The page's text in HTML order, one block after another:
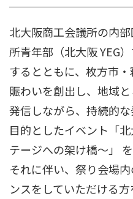
北大阪商工会議所の内
所青年部（北大阪 YEG
するとともに、枚方市
賑わいを創出し、地域
発信しながら、持続的
目的としたイベント「
テージへの架け橋～」
それに伴い、祭り会場
ンスをしていただける方